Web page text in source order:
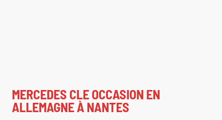
MERCEDES CLE OCCASION EN
ALLEMAGNE À NANTES